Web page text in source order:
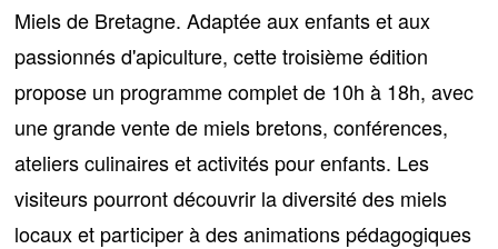
Miels de Bretagne. Adaptée aux enfants et aux
passionnés d'apiculture, cette troisième édition
propose un programme complet de 10h à 18h, avec
unegrande vente de miels bretons, conférences,
ateliers culinaires et activités pour enfants. Les
visiteurs pourront découvrir la diversité des miels
locaux et participer à des animations pédagogiques